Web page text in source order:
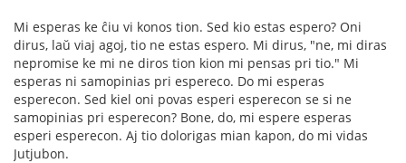
Mi esperas ke ĉiu vi konos tion. Sed kio estas espero? Oni
dirus, laŭ viaj agoj, tio ne estas espero. Mi dirus, "ne, mi diras
nepromise ke mi ne diros tion kion mi pensas pri tio." Mi
esperas ni samopinias pri espereco. Do mi esperas
esperecon. Sed kiel oni povas esperi esperecon se si ne
samopinias pri esperecon? Bone, do, mi espere esperas
esperi esperecon. Aj tio dolorigas mian kapon, do mi vidas
Jutjubon.